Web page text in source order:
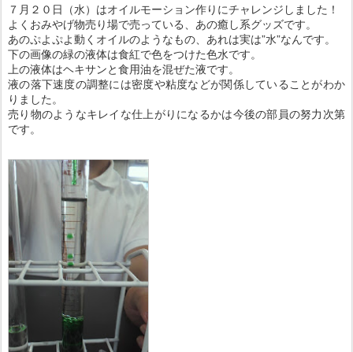
７月２０日（水）はオイルモーション作りにチャレンジしました！
よくおみやげ物売り場で売っている、あの癒し系グッズです。
あのぷよぷよ動くオイルのようなもの、あれは実は”水”なんです。
下の画像の緑の液体は食紅で色をつけた色水です。
上の液体はヘキサンと食用油を混ぜた液です。
液の落下速度の調整には密度や粘度などが関係していることがわか
りました。
売り物のようなキレイな仕上がりになるかは今後の部員の努力次第
です。